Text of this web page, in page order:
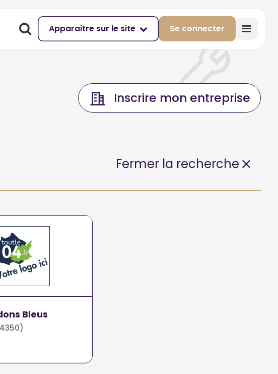
Apparaitre sur le site Se connecter
Inscrire mon entreprise
Fermer la recherche
Bleus